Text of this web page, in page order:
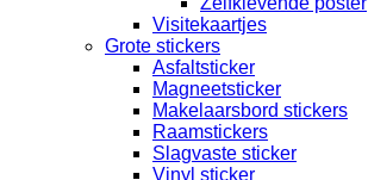
Visitekaartjes
Grote stickers
Asfaltsticker
Magneetsticker
Makelaarsbord stickers
Raamstickers
Slagvaste sticker
Vinyl sticker